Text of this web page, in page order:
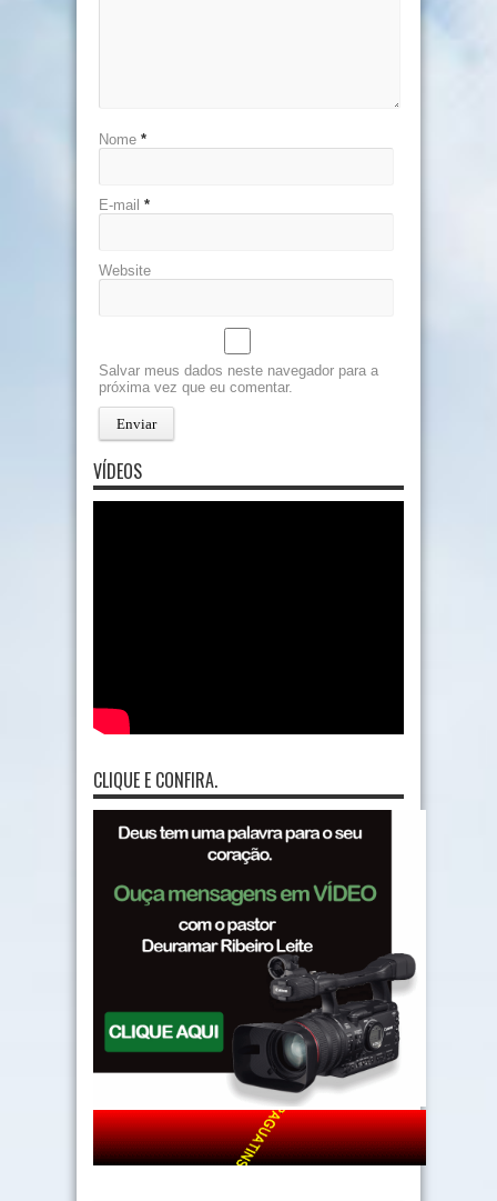
Nome *
E-mail *
Website
Salvar meus dados neste navegador para a
próxima vez que eu comentar.
VÍDEOS
CLIQUE E CONFIRA.